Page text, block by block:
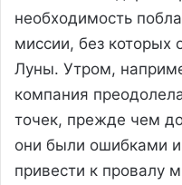
необходимость
миссии, без которых
Луны. Утром,
компания
точек, прежде чем
они были ошибками
привести к провалу